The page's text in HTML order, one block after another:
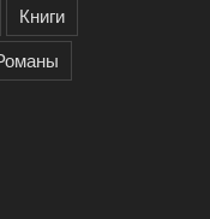
Книги